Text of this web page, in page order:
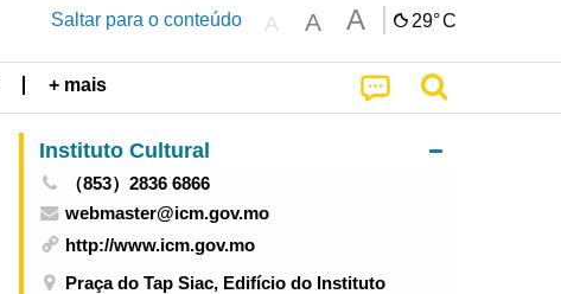
Saltar para o conteúdo A A A 29°C
+ mais
Instituto Cultural
（853）2836 6866
webmaster@icm.gov.mo
http://www.icm.gov.mo
Praça do Tap Siac, Edifício do Instituto